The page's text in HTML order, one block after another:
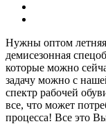
Нужны оптом летняя
демисезонная
которые можно
задачу можно с
спектр рабочей
все, что может
процесса! Все это